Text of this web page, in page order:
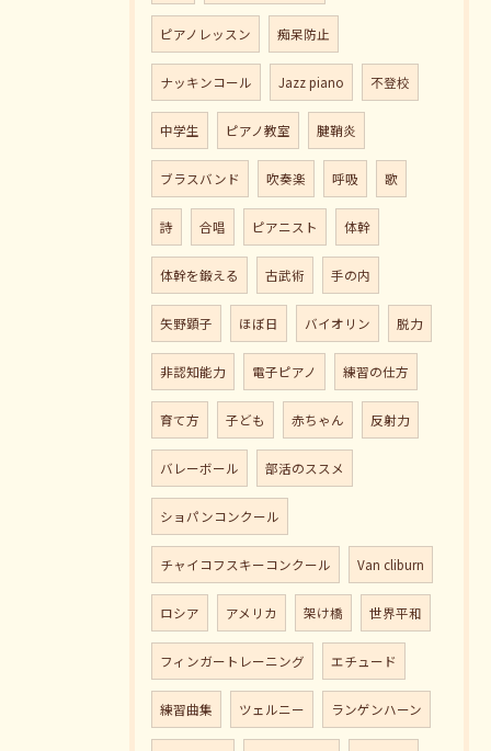
ピアノレッスン 痴呆防止
ナッキンコール Jazz piano 不登校
中学生 ピアノ教室 腱鞘炎
ブラスバンド 吹奏楽 呼吸 歌
詩 合唱 ピアニスト 体幹
体幹を鍛える 古武術 手の内
矢野顕子 ほぼ日 バイオリン 脱力
非認知能力 電子ピアノ 練習の仕方
育て方 子ども 赤ちゃん 反射力
バレーボール 部活のススメ
ショパンコンクール
チャイコフスキーコンクール Van cliburn
ロシア アメリカ 架け橋 世界平和
フィンガートレーニング エチュード
練習曲集 ツェルニー ランゲンハーン